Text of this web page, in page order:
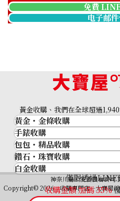
Platinum (Pt900) earrings
免費
电子邮
僅限透過LINE
收購金額 加碼35%
黃金收購、我們在全球超過
黃金・金條收購
黃金與貴金屬
金的錠
金幣
黃金過去10年
黃金飾品
黃金戒指
手錶收購
名牌手錶
Rolex
Patek Philippe
Audemars Piguet
Vacheron Constantin
包包・精品收購
品牌精品
Cartier
LOUIS VUITTON
Hermès
鑽石・珠寶收購
鑽石･珠寶
祖母綠（翠玉）
白金收購
神奈川縣公安委員會許可
Copyright© 2026 收購專門店—大寶屋